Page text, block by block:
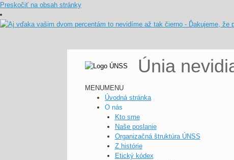
Preskočiť na obsah stránky
Únia
MENUMENU
Úvodná stránka
O nás
Kto sme
Naše poslanie
Organizačná štruktúra ÚNSS
Z histórie
Etický kódex